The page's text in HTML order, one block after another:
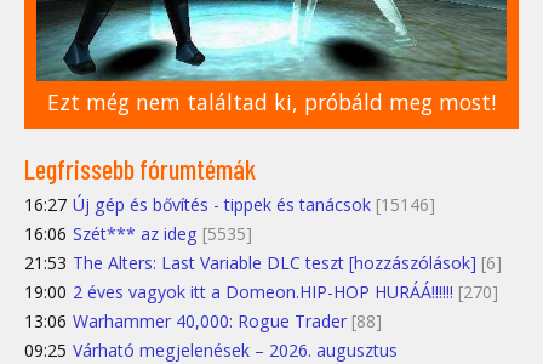
Ezt még nem találtad ki, próbáld meg most!
Legfrissebb fórumtémák
16:27 Új gép és bővítés - tippek és tanácsok [15146]
16:06 Szét*** az ideg [5535]
21:53 The Alters: Last Variable DLC teszt [hozzászólások] [6]
19:00 2 éves vagyok itt a Domeon.HIP-HOP HURÁÁ!!!!!! [270]
13:06 Warhammer 40,000: Rogue Trader [88]
09:25 Várható megjelenések – 2026. augusztus